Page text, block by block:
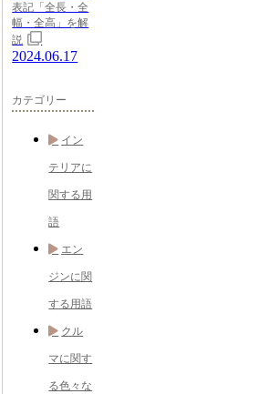
表記「全長・全
幅・全高」を解
説
2024.06.17
カテゴリー
イン
テリアに
関する用
語
エン
ジンに関
する用語
クル
マに関す
る色々な